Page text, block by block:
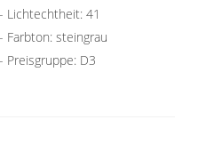
Lichtechtheit: 41
Farbton: steingrau
Preisgruppe: D3